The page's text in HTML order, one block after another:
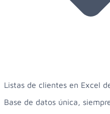
Listas de clientes en Excel
Base de datos única,